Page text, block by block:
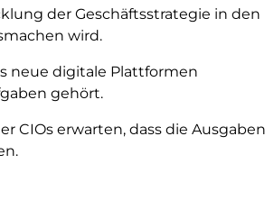
der Geschäftsstrategie in den
wird.
neue digitale Plattformen
gehört.
CIOs erwarten, dass die Ausgaben